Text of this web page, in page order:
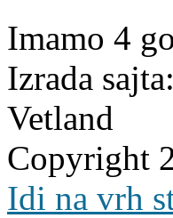
Imamo 4
Izrada sajta:
Vetland
Copyright
Idi na vrh